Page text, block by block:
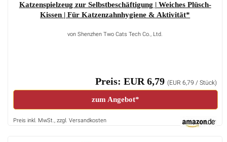
Katzenspielzeug zur Selbstbeschäftigung | Weiches Plüsch-
Kissen | Für Katzenzahnhygiene & Aktivität*
von Shenzhen Two Cats Tech Co., Ltd.
Preis: EUR 6,79(EUR 6,79 / Stück)
zum Angebot*
Preis inkl. MwSt., zzgl. Versandkosten